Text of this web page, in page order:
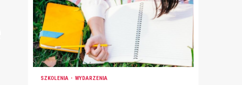
SZKOLENIA WYDARZENIA